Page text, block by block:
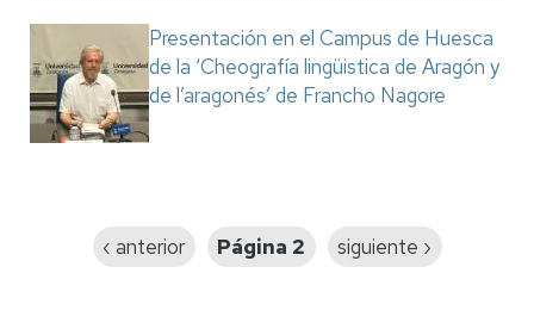
Presentación en el Campus de Huesca
de la ‘Cheografía lingüistica de Aragón y
de l’aragonés’ de Francho Nagore
Página
‹ anterior Página 2
Siguiente
siguiente ›